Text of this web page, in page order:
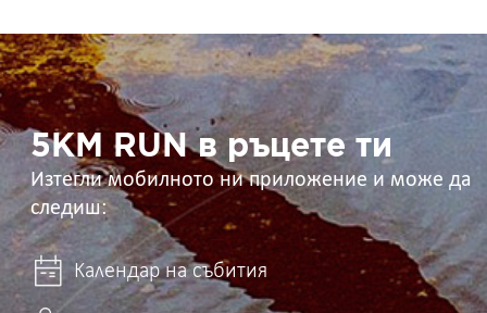
5KM
RUN
в
ръцете
ти 5KM RUN в ръцете ти
Изтегли мобилното ни приложение и може да
следиш:
Календар на събития